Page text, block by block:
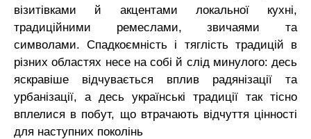
візитівками й акцентами локальної кухні,
традиційними ремеслами, звичаями та
символами. Спадкоємність і тяглість традицій в
різних областях несе на собі й слід минулого: десь
яскравіше відчувається вплив радянізації та
урбанізації, а десь українські традиції так тісно
вплелися в побут, що втрачають відчуття цінності
для наступних поколінь